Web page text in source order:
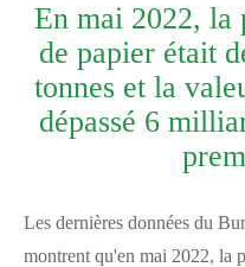
En mai 2022, la
de papier était
tonnes et la
dépassé 6
Les dernières données du
montrent qu'en mai 2022, la